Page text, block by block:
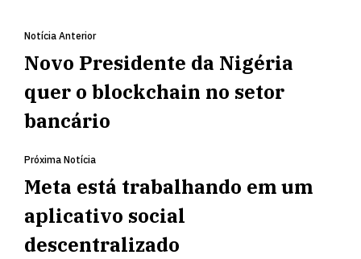
Notícia Anterior
Novo Presidente da Nigéria
quer o blockchain no setor
bancário
Próxima Notícia
Meta está trabalhando em um
aplicativo social
descentralizado